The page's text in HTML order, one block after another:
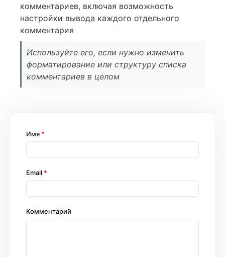
комментариев, включая возможность
настройки вывода каждого отдельного
комментария
Используйте его, если нужно изменить
форматирование или структуру списка
комментариев в целом
Комментарий
Имя *
Email *